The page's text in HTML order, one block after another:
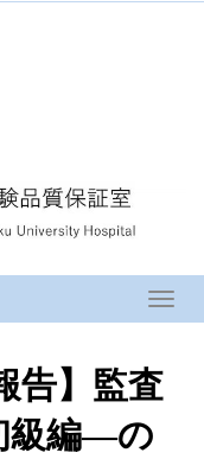
ナ
ビ
ー
シ
告】監査
級編―の